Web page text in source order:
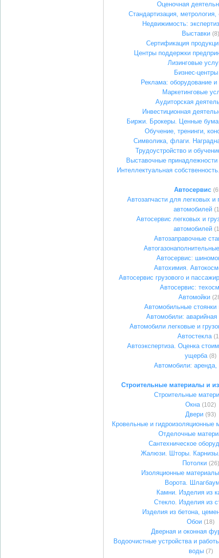
Оценочная
Стандартизация,
Недвижимость:
Выставки (8)
Сертификация
Центры поддержки
Лизинговые
Бизнес-центры
Реклама: оборудование
Маркетинговые
Аудиторская
Инвестиционная
Биржи. Брокеры. Ценные
Обучение, тренинги,
Символика, флаги.
Трудоустройство и
Выставочные
Интеллектуальная
Автосервис
Автозапчасти для легковых и
автомобилей
Автосервис легковых и
автомобилей
Автозаправочные
Автосервис:
Автохимия.
Автосервис грузового и
Автосервис:
Автомойки
Автомобильные стоянки
Автомобили:
Автомобили легковые и
Автостекла
Автоэкспертиза. Оценка
ущерба (8)
Автомобили: аренда,
Строительные материалы и
Строительные
Окна (102)
Двери (93)
Кровельные и гидроизоляционные
Отделочные
Сантехническое
Жалюзи. Шторы.
Потолки (26)
Изоляционные
Ворота.
Камни. Изделия из
Стекло. Изделия из
Изделия из бетона,
Обои (18)
Дверная и оконная
Водоочистные устройства и
воды (7)